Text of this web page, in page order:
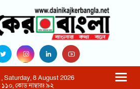
, Saturday, 8 August 2026
১১০, কোড নাম্বারঃ ৯২